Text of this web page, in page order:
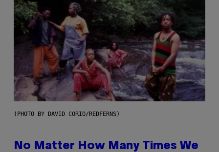
(PHOTO BY DAVID CORIO/REDFERNS)
No Matter How Many Times We